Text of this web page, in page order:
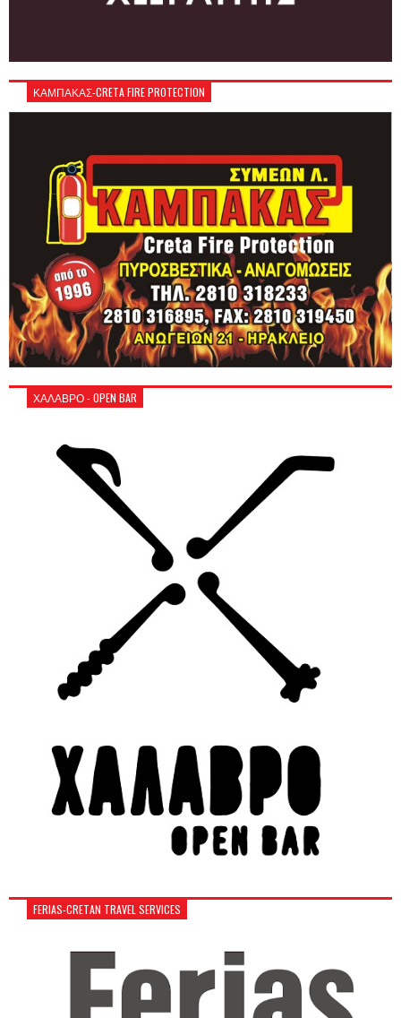
ΚΑΜΠΑΚΑΣ-CRETA FIRE PROTECTION
ΧΑΛΑΒΡΟ - OPEN BAR
FERIAS-CRETAN TRAVEL SERVICES